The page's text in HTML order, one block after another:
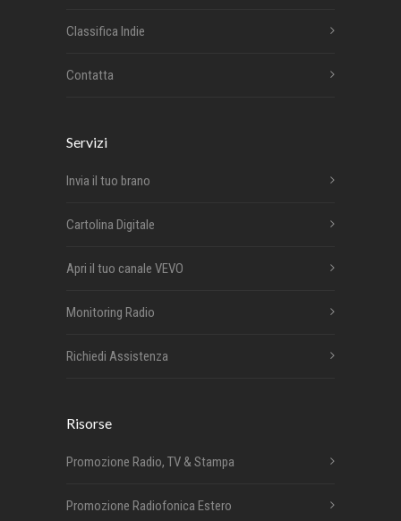
Classifica Indie
Contatta
Servizi
Invia il tuo brano
Cartolina Digitale
Apri il tuo canale VEVO
Monitoring Radio
Richiedi Assistenza
Risorse
Promozione Radio, TV & Stampa
Promozione Radiofonica Estero